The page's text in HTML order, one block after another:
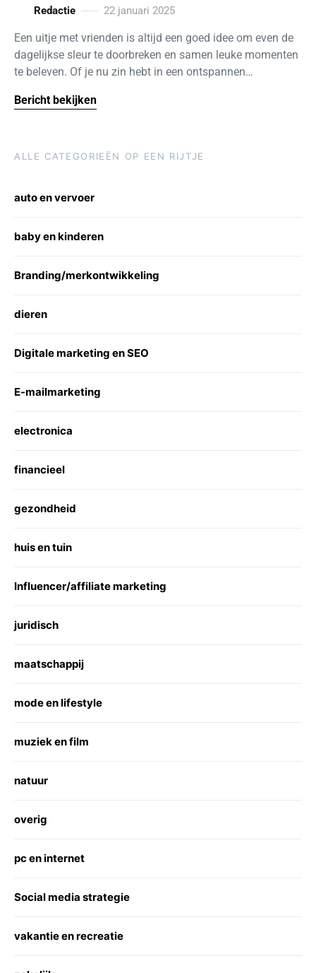
Redactie 22 januari 2025
Een uitje met vrienden is altijd een goed idee om even de
dagelijkse sleur te doorbreken en samen leuke momenten
te beleven. Of je nu zin hebt in een ontspannen…
Bericht bekijken
ALLE CATEGORIEËN OP EEN RIJTJE
auto en vervoer
baby en kinderen
Branding/merkontwikkeling
dieren
Digitale marketing en SEO
E-mailmarketing
electronica
financieel
gezondheid
huis en tuin
Influencer/affiliate marketing
juridisch
maatschappij
mode en lifestyle
muziek en film
natuur
overig
pc en internet
Social media strategie
vakantie en recreatie